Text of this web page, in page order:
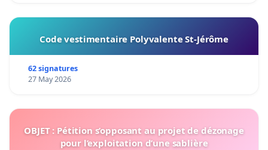
Code vestimentaire Polyvalente St-Jérôme
62 signatures
27 May 2026
OBJET : Pétition s’opposant au projet de dézonage
pour l’exploitation d’une sablière